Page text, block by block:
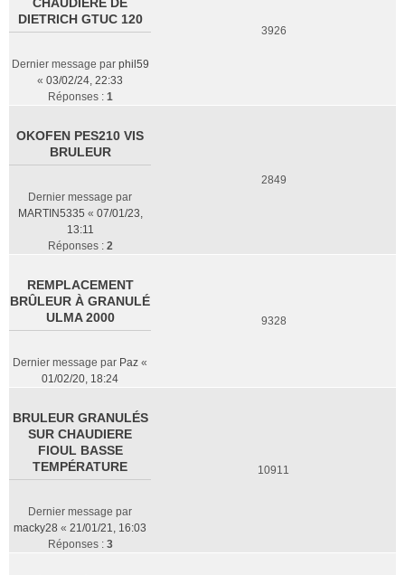
DIETRICH GTUC 120
Dernier message par phil59
« 03/02/24, 22:33
Réponses : 1
3926
OKOFEN PES210 VIS
BRULEUR
Dernier message par
MARTIN5335 « 07/01/23,
13:11
Réponses : 2
2849
REMPLACEMENT
BRÛLEUR À GRANULÉ
ULMA 2000
Dernier message par Paz «
01/02/20, 18:24
9328
BRULEUR GRANULÉS
SUR CHAUDIERE
FIOUL BASSE
TEMPÉRATURE
Dernier message par
macky28 « 21/01/21, 16:03
Réponses : 3
10911